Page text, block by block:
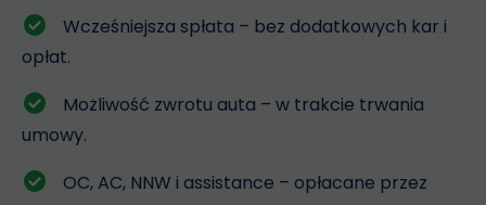
Wcześniejsza spłata – bez dodatkowych kar i
opłat.
Możliwość zwrotu auta – w trakcie trwania
umowy.
OC, AC, NNW i assistance – opłacane przez